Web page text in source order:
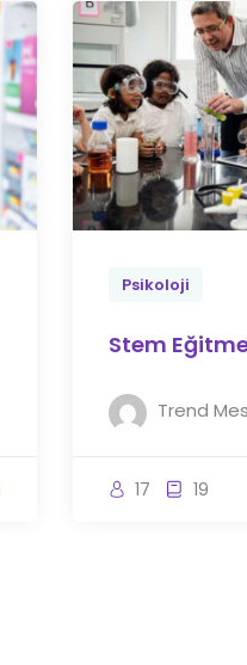
Psikoloji
Stem
Trend
17 19